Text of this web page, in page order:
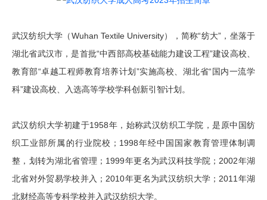
武汉纺织大学（Wuhan Textile University），简称“纺大”，坐落于
湖北省武汉市，是首批“中西部高校基础能力建设工程”建设高校、
教育部“卓越工程师教育培养计划”实施高校、湖北省“国内一流学
科”建设高校、入选高等学校学科创新引智计划。
武汉纺织大学初建于1958年，始称武汉纺织工学院，是原中国纺
织工业部所属的行业院校；1998年经中国国家教育管理体制调
整，划转为湖北省管理；1999年更名为武汉科技学院；2002年湖
北省对外贸易学校并入；2010年更名为武汉纺织大学；2011年湖
北财经高等专科学校并入武汉纺织大学。